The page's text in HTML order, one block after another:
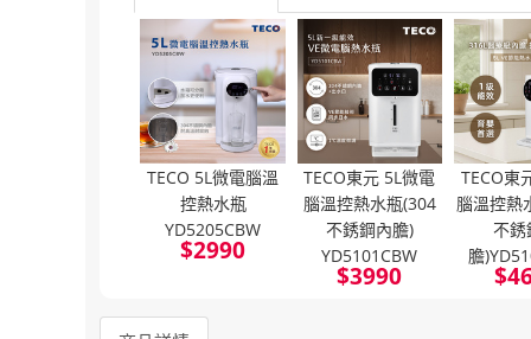
TECO 5L微電腦溫
控熱水瓶
YD5205CBW
$2990
TECO東元 5L微電
腦溫控熱水瓶(304
不銹鋼內膽)
YD5101CBW
$3990
TECO東
腦溫控熱
不銹
膽
$